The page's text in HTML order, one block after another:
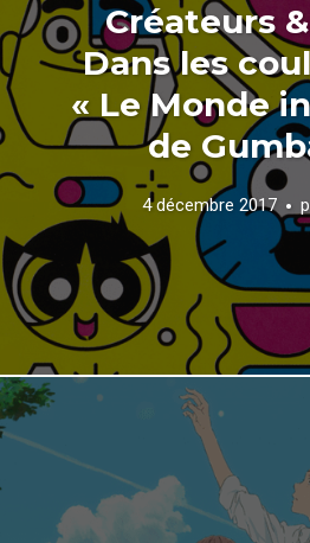
Créateurs
Dans les
« Le Monde
de
4 décembre 2017